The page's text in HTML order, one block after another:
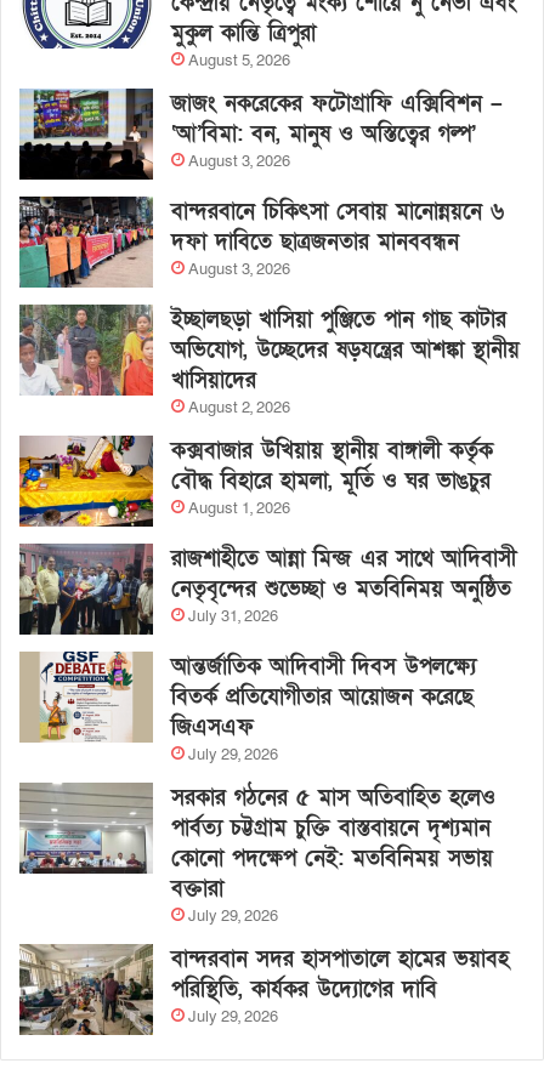
মুকুল কান্তি ত্রিপুরা
August 5, 2026
জাজং নকরেকের ফটোগ্রাফি এক্সিবিশন –
‘আ’বিমা: বন, মানুষ ও অস্তিত্বের গল্প’
August 3, 2026
বান্দরবানে চিকিৎসা সেবায় মানোন্নয়নে ৬
দফা দাবিতে ছাত্রজনতার মানববন্ধন
August 3, 2026
ইচ্ছালছড়া খাসিয়া পুঞ্জিতে পান গাছ কাটার
অভিযোগ, উচ্ছেদের ষড়যন্ত্রের আশঙ্কা স্থানীয়
খাসিয়াদের
August 2, 2026
কক্সবাজার উখিয়ায় স্থানীয় বাঙ্গালী কর্তৃক
বৌদ্ধ বিহারে হামলা, মূর্তি ও ঘর ভাঙচুর
August 1, 2026
রাজশাহীতে আন্না মিন্জ এর সাথে আদিবাসী
নেতৃবৃন্দের শুভেচ্ছা ও মতবিনিময় অনুষ্ঠিত
July 31, 2026
আন্তর্জাতিক আদিবাসী দিবস উপলক্ষ্যে
বিতর্ক প্রতিযোগীতার আয়োজন করেছে
জিএসএফ
July 29, 2026
সরকার গঠনের ৫ মাস অতিবাহিত হলেও
পার্বত্য চট্টগ্রাম চুক্তি বাস্তবায়নে দৃশ্যমান
কোনো পদক্ষেপ নেই: মতবিনিময় সভায়
বক্তারা
July 29, 2026
বান্দরবান সদর হাসপাতালে হামের ভয়াবহ
পরিস্থিতি, কার্যকর উদ্যোগের দাবি
July 29, 2026